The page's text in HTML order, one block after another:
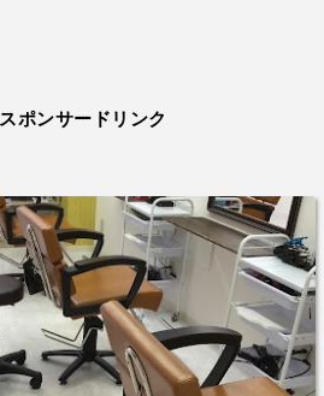
スポンサードリンク